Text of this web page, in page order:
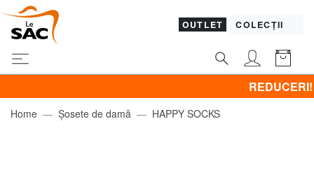
OUTLET COLECȚII
REDUCERI!
Home Șosete de damă HAPPY SOCKS